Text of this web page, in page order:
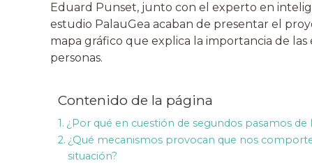
Eduard Punset, junto con el experto en
estudio PalauGea acaban de presentar el
mapa gráfico que explica la importancia de
personas.
Contenido de la página
¿Por qué en cuestión de segundos pasamos de
¿Qué mecanismos provocan que nos
situación?